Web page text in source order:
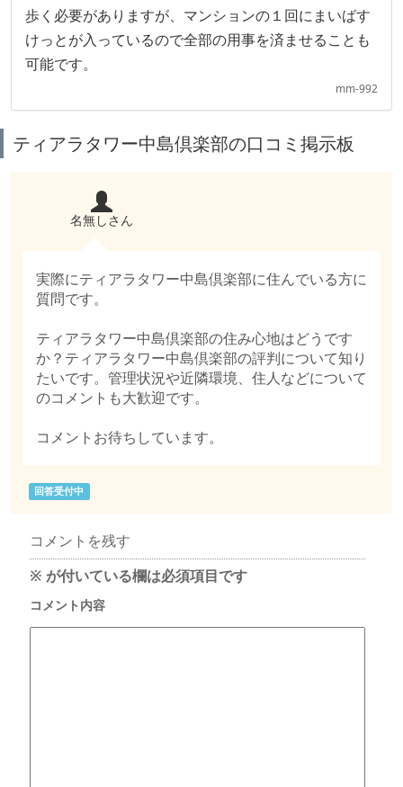
歩く必要がありますが、マンションの１回にまいばす
けっとが入っているので全部の用事を済ませることも
可能です。
mm-992
ティアラタワー中島倶楽部の口コミ掲示板
名無しさん
実際にティアラタワー中島倶楽部に住んでいる方に
質問です。
ティアラタワー中島倶楽部の住み心地はどうです
か？ティアラタワー中島倶楽部の評判について知り
たいです。管理状況や近隣環境、住人などについて
のコメントも大歓迎です。
コメントお待ちしています。
回答受付中
コメントを残す
※ が付いている欄は必須項目です